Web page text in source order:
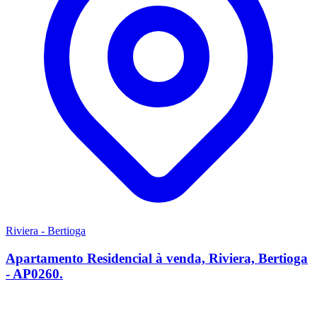
Riviera - Bertioga
Apartamento Residencial à venda, Riviera, Bertioga
- AP0260.